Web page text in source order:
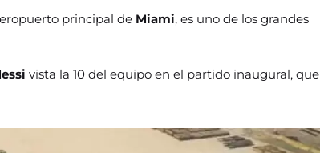
principal de Miami, es uno de los grandes
vista la 10 del equipo en el partido inaugural, que